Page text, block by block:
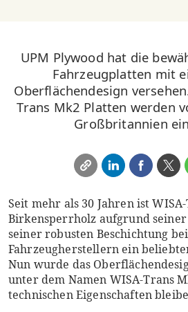
UPM Plywood hat die
Fahrzeugplatten mit
Oberflächendesign
Trans Mk2 Platten werden
Großbritannien
Seit mehr als 30 Jahren ist
Birkensperrholz aufgrund
seiner robusten Beschichtung bei
Fahrzeugherstellern ein
Nun wurde das
unter dem Namen WISA-Trans
technischen Eigenschaften